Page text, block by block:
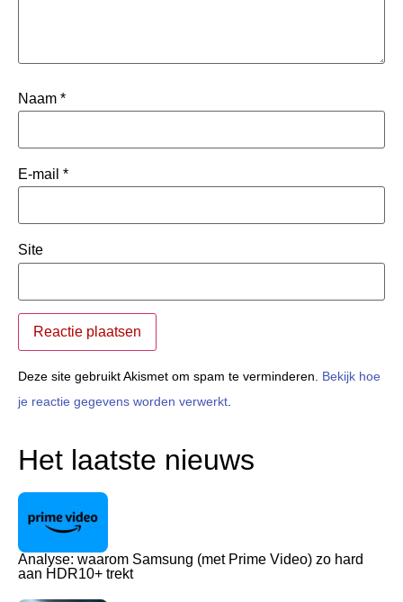
Naam *
E-mail *
Site
Deze site gebruikt Akismet om spam te verminderen. Bekijk hoe
je reactie gegevens worden verwerkt.
Het laatste nieuws
Analyse: waarom Samsung (met Prime Video) zo hard
aan HDR10+ trekt